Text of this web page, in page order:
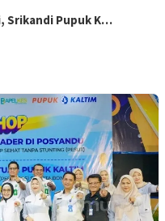
Srikandi Pupuk K…